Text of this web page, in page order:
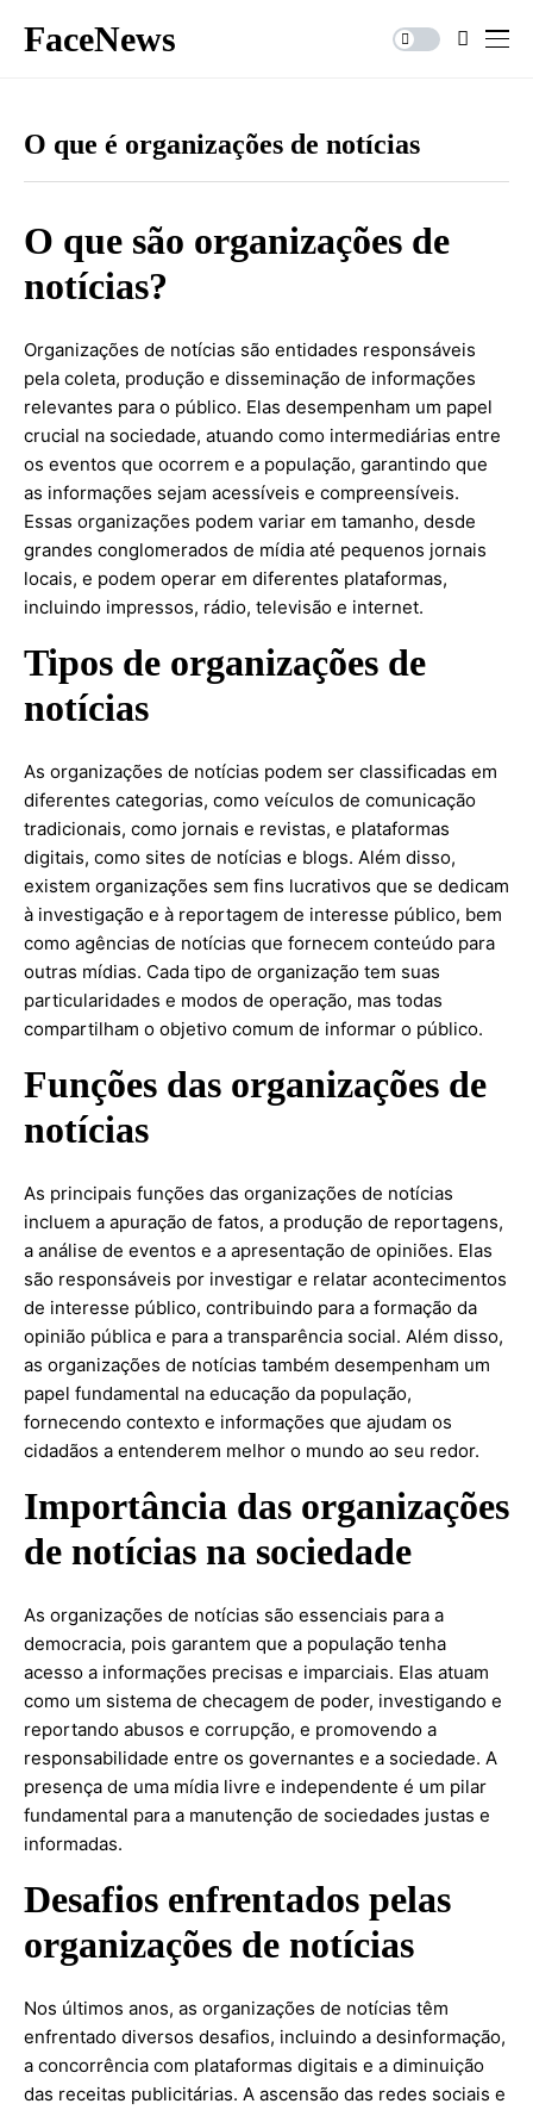
FaceNews
O que é organizações de notícias
O que são organizações de
notícias?
Organizações de notícias são entidades responsáveis
pela coleta, produção e disseminação de informações
relevantes para o público. Elas desempenham um papel
crucial na sociedade, atuando como intermediárias entre
os eventos que ocorrem e a população, garantindo que
as informações sejam acessíveis e compreensíveis.
Essas organizações podem variar em tamanho, desde
grandes conglomerados de mídia até pequenos jornais
locais, e podem operar em diferentes plataformas,
incluindo impressos, rádio, televisão e internet.
Tipos de organizações de
notícias
As organizações de notícias podem ser classificadas em
diferentes categorias, como veículos de comunicação
tradicionais, como jornais e revistas, e plataformas
digitais, como sites de notícias e blogs. Além disso,
existem organizações sem fins lucrativos que se dedicam
à investigação e à reportagem de interesse público, bem
como agências de notícias que fornecem conteúdo para
outras mídias. Cada tipo de organização tem suas
particularidades e modos de operação, mas todas
compartilham o objetivo comum de informar o público.
Funções das organizações de
notícias
As principais funções das organizações de notícias
incluem a apuração de fatos, a produção de reportagens,
a análise de eventos e a apresentação de opiniões. Elas
são responsáveis por investigar e relatar acontecimentos
de interesse público, contribuindo para a formação da
opinião pública e para a transparência social. Além disso,
as organizações de notícias também desempenham um
papel fundamental na educação da população,
fornecendo contexto e informações que ajudam os
cidadãos a entenderem melhor o mundo ao seu redor.
Importância das organizações
de notícias na sociedade
As organizações de notícias são essenciais para a
democracia, pois garantem que a população tenha
acesso a informações precisas e imparciais. Elas atuam
como um sistema de checagem de poder, investigando e
reportando abusos e corrupção, e promovendo a
responsabilidade entre os governantes e a sociedade. A
presença de uma mídia livre e independente é um pilar
fundamental para a manutenção de sociedades justas e
informadas.
Desafios enfrentados pelas
organizações de notícias
Nos últimos anos, as organizações de notícias têm
enfrentado diversos desafios, incluindo a desinformação,
a concorrência com plataformas digitais e a diminuição
das receitas publicitárias. A ascensão das redes sociais e